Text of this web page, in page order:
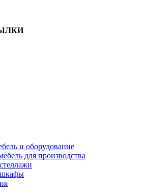
и оборудование
для производства
шкафы